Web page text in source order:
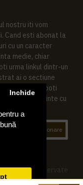
a
Inchide
nostru iti vom
Cand esti abonat la
cu un caracter
medie, chiar
urma linkul dintr-un
ai o sectiune
asemenea ne poti
sau cerinte cu
Abonare
drepturile rezervate